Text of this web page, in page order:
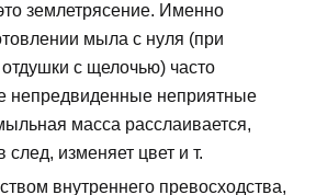
землетрясение. Именно
мыла с нуля (при
с щелочью) часто
непредвиденные неприятные
масса расслаивается,
след, изменяет цвет и т.
внутреннего превосходства,